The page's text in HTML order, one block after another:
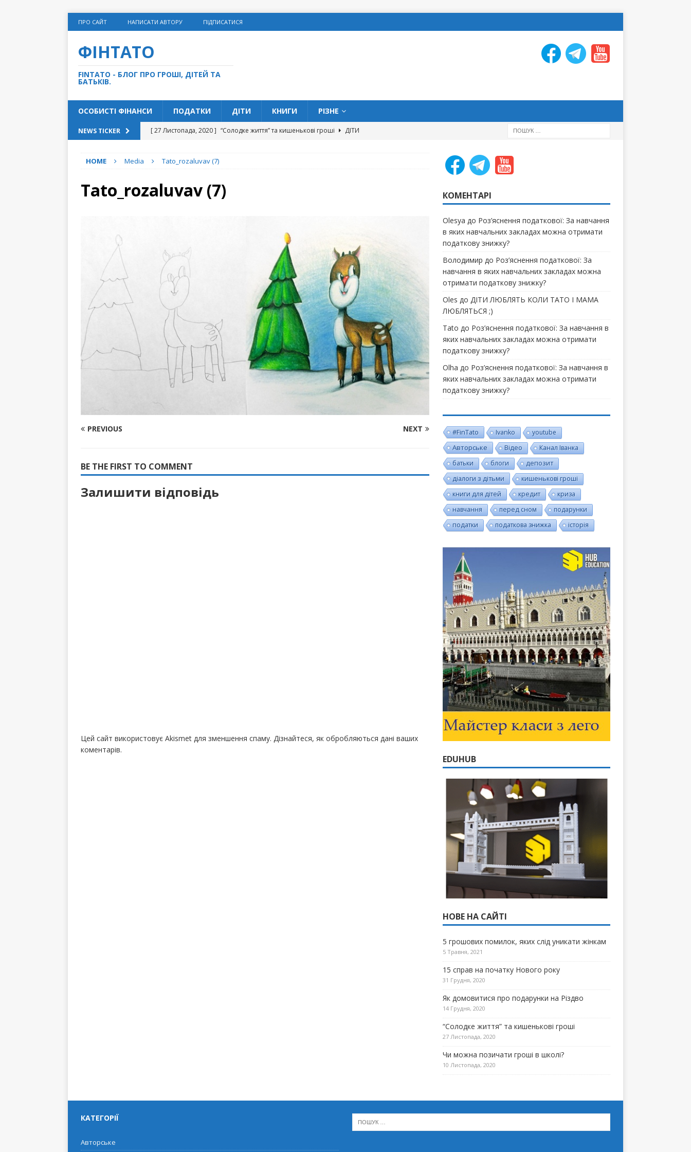
ПРО САЙТ НАПИСАТИ АВТОРУ ПІДПИСАТИСЯ
ФІНТАТО
FINTATO - БЛОГ ПРО ГРОШІ, ДІТЕЙ ТА
БАТЬКІВ.
ОСОБИСТІ ФІНАНСИ ПОДАТКИ ДІТИ КНИГИ РІЗНЕ
NEWS TICKER [ 27 Листопада, 2020 ] “Солодке життя” та кишенькові гроші
ДІТИ
[ 5 Травня, 2021 ] 5 грошових помилок, яких слід уникати жінкам
ФІНАНСИ
15 справ на початку Нового року
HOME Media Tato_rozaluvav (7)
Tato_rozaluvav (7)
PREVIOUS NEXT
BE THE FIRST TO COMMENT
Залишити відповідь
Цей сайт використовує Akismet для зменшення спаму. Дізнайтеся, як обробляються дані ваших
коментарів.
КОМЕНТАРІ
Olesya до Роз’яснення податкової: За навчання
в яких навчальних закладах можна отримати
податкову знижку?
Володимир до Роз’яснення податкової: За
навчання в яких навчальних закладах можна
отримати податкову знижку?
Oles до ДІТИ ЛЮБЛЯТЬ КОЛИ ТАТО І МАМА
ЛЮБЛЯТЬСЯ ;)
Tato до Роз’яснення податкової: За навчання в
яких навчальних закладах можна отримати
податкову знижку?
Olha до Роз’яснення податкової: За навчання в
яких навчальних закладах можна отримати
податкову знижку?
#FinTato Ivanko youtube
Авторське Відео
Канал Іванка
батьки
блоги депозит
діалоги з дітьми
кишенькові гроші
книги для дітей
кредит
криза
навчання
перед сном
подарунки
податки
податкова знижка історія
EDUHUB
НОВЕ НА САЙТІ
5 грошових помилок, яких слід уникати жінкам
5 Травня, 2021
15 справ на початку Нового року
31 Грудня, 2020
Як домовитися про подарунки на Різдво
14 Грудня, 2020
“Солодке життя” та кишенькові гроші
27 Листопада, 2020
Чи можна позичати гроші в школі?
10 Листопада, 2020
КАТЕГОРІЇ
Авторське